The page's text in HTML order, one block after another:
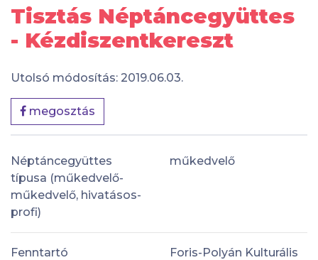
Tisztás Néptáncegyüttes
- Kézdiszentkereszt
Utolsó módosítás: 2019.06.03.
megosztás
Néptáncegyüttes
típusa (műkedvelő-
műkedvelő, hivatásos-
profi)
műkedvelő
Fenntartó
Foris-​Polyán Kulturális